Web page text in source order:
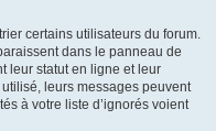
certains utilisateurs du forum.
dans le panneau de
leur statut en ligne et leur
leurs messages peuvent
à votre liste d’ignorés voient